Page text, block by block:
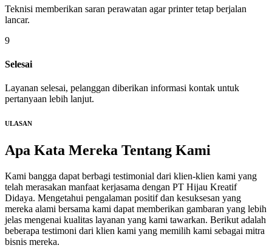
Teknisi memberikan saran perawatan agar printer tetap berjalan
lancar.
9
Selesai
Layanan selesai, pelanggan diberikan informasi kontak untuk
pertanyaan lebih lanjut.
ULASAN
Apa Kata Mereka Tentang Kami
Kami bangga dapat berbagi testimonial dari klien-klien kami yang
telah merasakan manfaat kerjasama dengan PT Hijau Kreatif
Didaya. Mengetahui pengalaman positif dan kesuksesan yang
mereka alami bersama kami dapat memberikan gambaran yang lebih
jelas mengenai kualitas layanan yang kami tawarkan. Berikut adalah
beberapa testimoni dari klien kami yang memilih kami sebagai mitra
bisnis mereka.